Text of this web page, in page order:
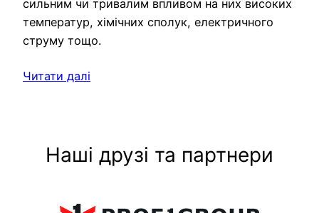
сильним чи тривалим впливом на них високих
температур, хімічних сполук, електричного
струму тощо.
Читати далі
Наші друзі та партнери